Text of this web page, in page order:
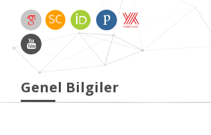
Genel Bilgiler